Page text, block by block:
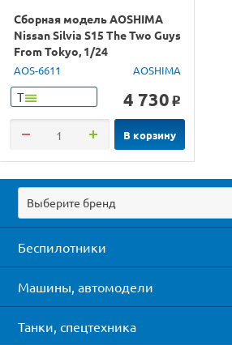
Сборная модель AOSHIMA
Nissan Silvia S15 The Two Guys
From Tokyo, 1/24
AOS-6611 AOSHIMA
Т 4 730 o
В корзину
Выберите бренд
Беспилотники
Машины, автомодели
Танки, спецтехника